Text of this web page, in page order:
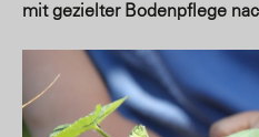
mit gezielter Bodenpflege